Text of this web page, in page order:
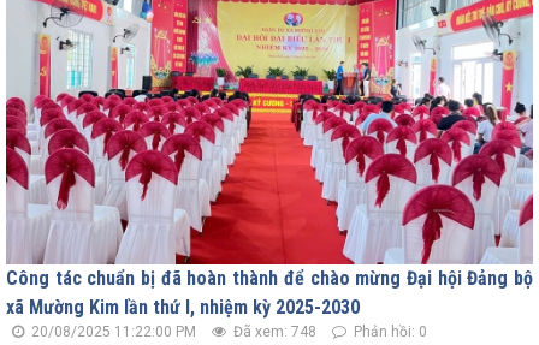
Công tác chuẩn bị đã hoàn thành để chào mừng Đại hội Đảng bộ
xã Mường Kim lần thứ I, nhiệm kỳ 2025-2030
20/08/2025 11:22:00 PM Đã xem: 748 Phản hồi: 0